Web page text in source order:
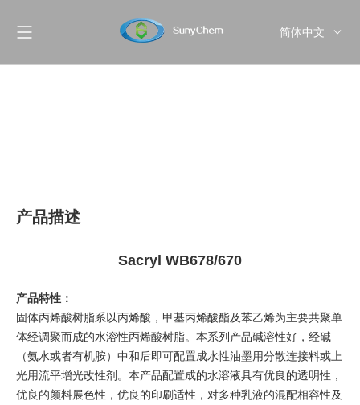
简体中文
产品描述
Sacryl WB678/670
产品特性：
固体丙烯酸树脂系以丙烯酸，甲基丙烯酸酯及苯乙烯为主要共聚单
体经调聚而成的水溶性丙烯酸树脂。本系列产品碱溶性好，经碱
（氨水或者有机胺）中和后即可配置成水性油墨用分散连接料或上
光用流平增光改性剂。本产品配置成的水溶液具有优良的透明性，
优良的颜料展色性，优良的印刷适性，对多种乳液的混配相容性及